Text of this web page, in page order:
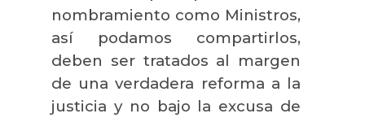
nombramiento como Ministros,
así podamos compartirlos,
deben ser tratados al margen
de una verdadera reforma a la
justicia y no bajo la excusa de